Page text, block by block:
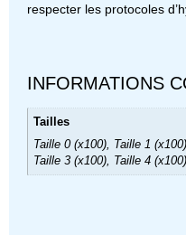
respecter les protocoles
INFORMATIONS
Tailles
Taille 0 (x100), Taille 1
Taille 3 (x100), Taille 4